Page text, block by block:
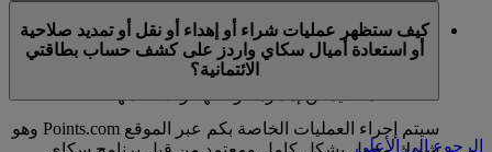
يستخدمون حسابا شخصيا في برنامج سكاي واردز لطيران
الإمارات ولا تنطبق على حسابات برنامج العائلة. وهذا يعني أنه
لا يمكن شراء أميال سكاي واردز إضافية لحسابات برنامج
العائلة، كما لا يمكن إهداؤها أو نقلها أو استعادتها.
كيف ستظهر عمليات شراء أو إهداء أو نقل أو تمديد صلاحية
أو استعادة أميال سكاي واردز على كشف حساب بطاقتي
الائتمانية؟
سيتم إجراء العمليات الخاصة بكم عبر الموقع Points.com وهو
الرجوع إلى الأعلى